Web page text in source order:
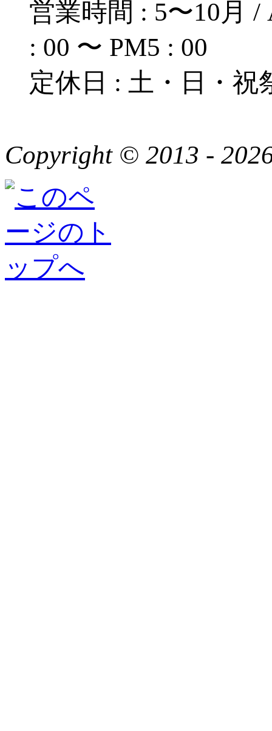
営業時間 : 5〜10月
: 00 〜 PM5 : 00
定休日 : 土・日・祝
Copyright © 2013 -